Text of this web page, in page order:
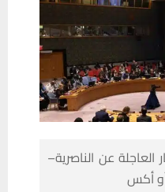
عن الناصرية–
أكس